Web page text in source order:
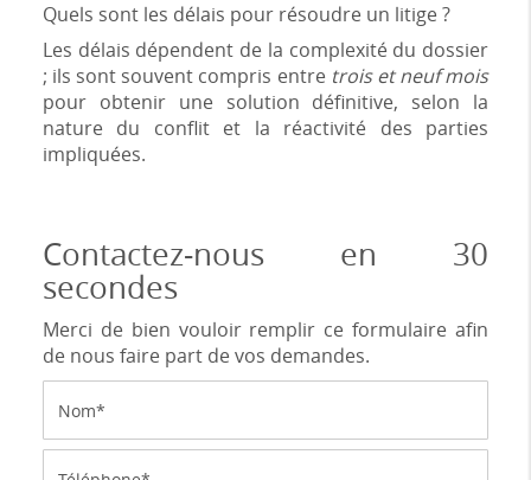
Quels sont les délais pour résoudre un litige ?
Les délais dépendent de la complexité du dossier
; ils sont souvent compris entre trois et neuf mois
pour obtenir une solution définitive, selon la
nature du conflit et la réactivité des parties
impliquées.
Contactez-nous en 30
secondes
Merci de bien vouloir remplir ce formulaire afin
de nous faire part de vos demandes.